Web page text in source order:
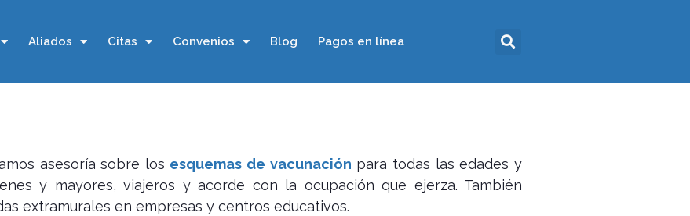
Aliados Citas Convenios Blog Pagos en línea
asesoría sobre los esquemas de vacunación para todas las edades y
y mayores, viajeros y acorde con la ocupación que ejerza. También
extramurales en empresas y centros educativos.